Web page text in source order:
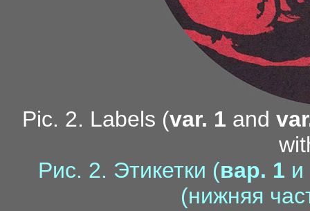
Pic. 2. Labels (var. 1 and
Рис. 2. Этикетки (вар. 1 и
(нижняя